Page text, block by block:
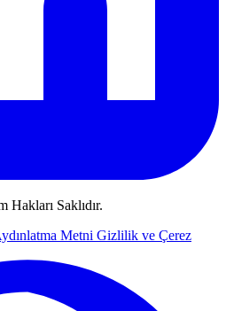
Hakları Saklıdır.
Metni Gizlilik ve Çerez